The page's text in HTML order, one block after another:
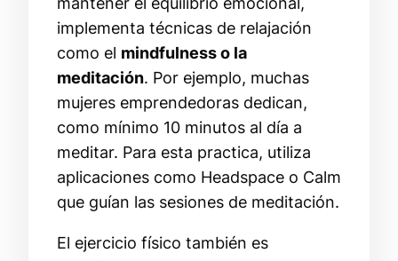
implementa técnicas de relajación
como el mindfulness o la
meditación. Por ejemplo, muchas
mujeres emprendedoras dedican,
como mínimo 10 minutos al día a
meditar. Para esta practica, utiliza
aplicaciones como Headspace o Calm
que guían las sesiones de meditación.
El ejercicio físico también es